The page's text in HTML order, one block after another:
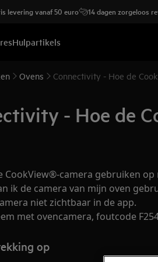
levering vanaf 50 euro 14 dagen zorgeloos
Hulpartikels
Ovens Connectivity - Hoe de
- Hoe de
CookView®-camera gebruiken op
ik de camera van mijn oven
niet zichtbaar in de app.
met ovencamera, foutcode
op